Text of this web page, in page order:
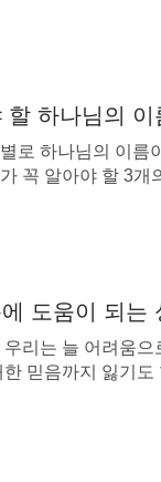
정절이 있는
처음 익은 열
저희가 생명 나
정결케 하는 것
성분과 거역하
님이 기뻐하는
할 하나님의
로 하나님의 이름
꼭 알아야 할 3개
도움이 되는
우리는 늘 어려움
믿음까지 잃기